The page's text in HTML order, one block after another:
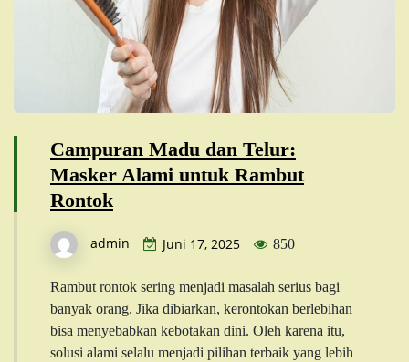
Campuran Madu dan Telur:
Masker Alami untuk Rambut
Rontok
admin Juni 17, 2025 850
Rambut rontok sering menjadi masalah serius bagi
banyak orang. Jika dibiarkan, kerontokan berlebihan
bisa menyebabkan kebotakan dini. Oleh karena itu,
solusi alami selalu menjadi pilihan terbaik yang lebih